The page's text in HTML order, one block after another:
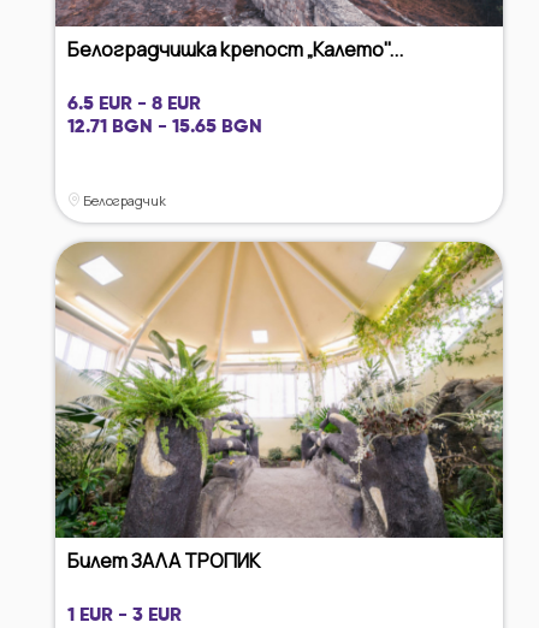
Белоградчишка крепост „Калето"...
6.5 EUR - 8 EUR
12.71 BGN - 15.65 BGN
Белоградчик
Билет ЗАЛА ТРОПИК
1 EUR - 3 EUR